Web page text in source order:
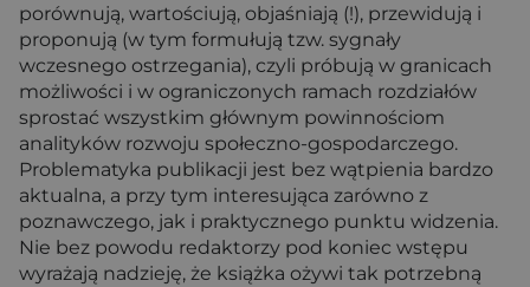
porównują, wartościują, objaśniają (!), przewidują i
proponują (w tym formułują tzw. sygnały
wczesnego ostrzegania), czyli próbują w granicach
możliwości i w ograniczonych ramach rozdziałów
sprostać wszystkim głównym powinnościom
analityków rozwoju społeczno-gospodarczego.
Problematyka publikacji jest bez wątpienia bardzo
aktualna, a przy tym interesująca zarówno z
poznawczego, jak i praktycznego punktu widzenia.
Nie bez powodu redaktorzy pod koniec wstępu
wyrażają nadzieję, że książka ożywi tak potrzebną